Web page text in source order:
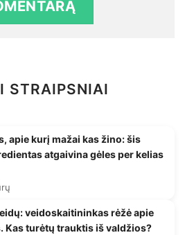
STRAIPSNIAI
apie kurį mažai kas žino: šis
atgaivina gėles per kelias
veidoskaitininkas rėžė apie
Kas turėtų trauktis iš valdžios?